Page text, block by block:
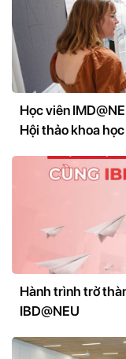
Học viên
Hội thảo khoa
Hành trình trở
IBD@NEU